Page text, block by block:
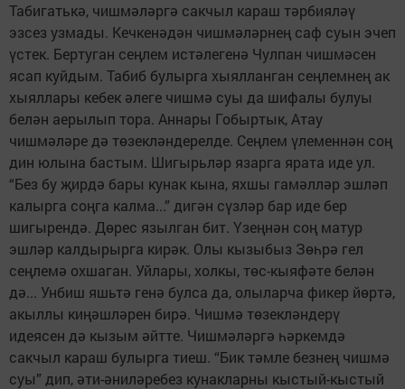
Табигатькә, чишмәләргә сакчыл караш тәрбияләү
эзсез узмады. Кечкенәдән чишмәләрнең саф суын эчеп
үстек. Бертуган сеңлем истәлегенә Чулпан чишмәсен
ясап куйдым. Табиб булырга хыялланган сеңлемнең ак
хыяллары кебек әлеге чишмә суы да шифалы булуы
белән аерылып тора. Аннары Гобыртык, Атау
чишмәләре дә төзекләндерелде. Сеңлем үлеменнән соң
дин юлына бастым. Шигырьләр язарга ярата иде ул.
“Без бу җирдә бары кунак кына, яхшы гамәлләр эшләп
калырга соңга калма...” дигән сүзләр бар иде бер
шигырендә. Дөрес язылган бит. Үзеңнән соң матур
эшләр калдырырга кирәк. Олы кызыбыз Зөһрә гел
сеңлемә охшаган. Уйлары, холкы, төс-кыяфәте белән
дә... Унбиш яшьтә генә булса да, олыларча фикер йөртә,
акыллы киңәшләрен бирә. Чишмә төзекләндерү
идеясен дә кызым әйтте. Чишмәләргә һәркемдә
сакчыл караш булырга тиеш. “Бик тәмле безнең чишмә
суы” дип, әти-әниләребез кунакларны кыстый-кыстый